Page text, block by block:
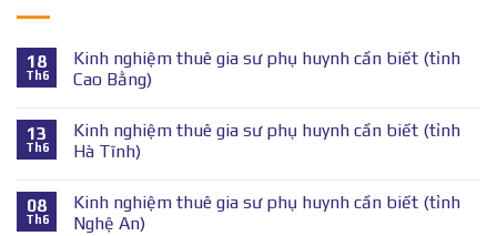
18
Th6
Kinh nghiệm thuê gia sư phụ huynh cần biết (tỉnh
Cao Bằng)
13
Th6
Kinh nghiệm thuê gia sư phụ huynh cần biết (tỉnh
Hà Tĩnh)
08
Th6
Kinh nghiệm thuê gia sư phụ huynh cần biết (tỉnh
Nghệ An)